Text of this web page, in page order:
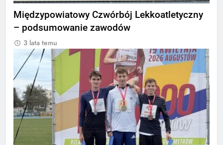
Międzypowiatowy Czwórbój Lekkoatletyczny
– podsumowanie zawodów
3 lata temu